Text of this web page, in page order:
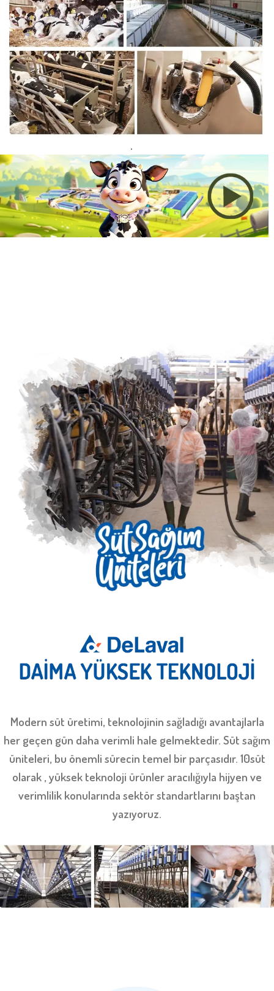
.
Modern süt üretimi, teknolojinin sağladığı avantajlarla
her geçen gün daha verimli hale gelmektedir. Süt sağım
üniteleri, bu önemli sürecin temel bir parçasıdır. 10süt
olarak , yüksek teknoloji ürünler aracılığıyla hijyen ve
verimlilik konularında sektör standartlarını baştan
yazıyoruz.